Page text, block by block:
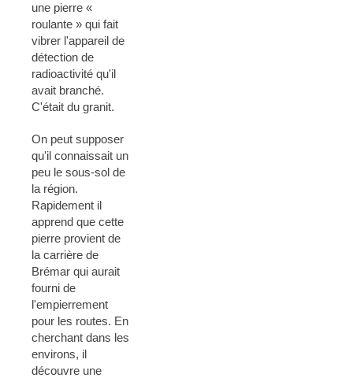
une pierre «
roulante » qui fait
vibrer l'appareil de
détection de
radioactivité qu'il
avait branché.
C'était du granit.
On peut supposer
qu'il connaissait un
peu le sous-sol de
la région.
Rapidement il
apprend que cette
pierre provient de
la carrière de
Brémar qui aurait
fourni de
l'empierrement
pour les routes. En
cherchant dans les
environs, il
découvre une